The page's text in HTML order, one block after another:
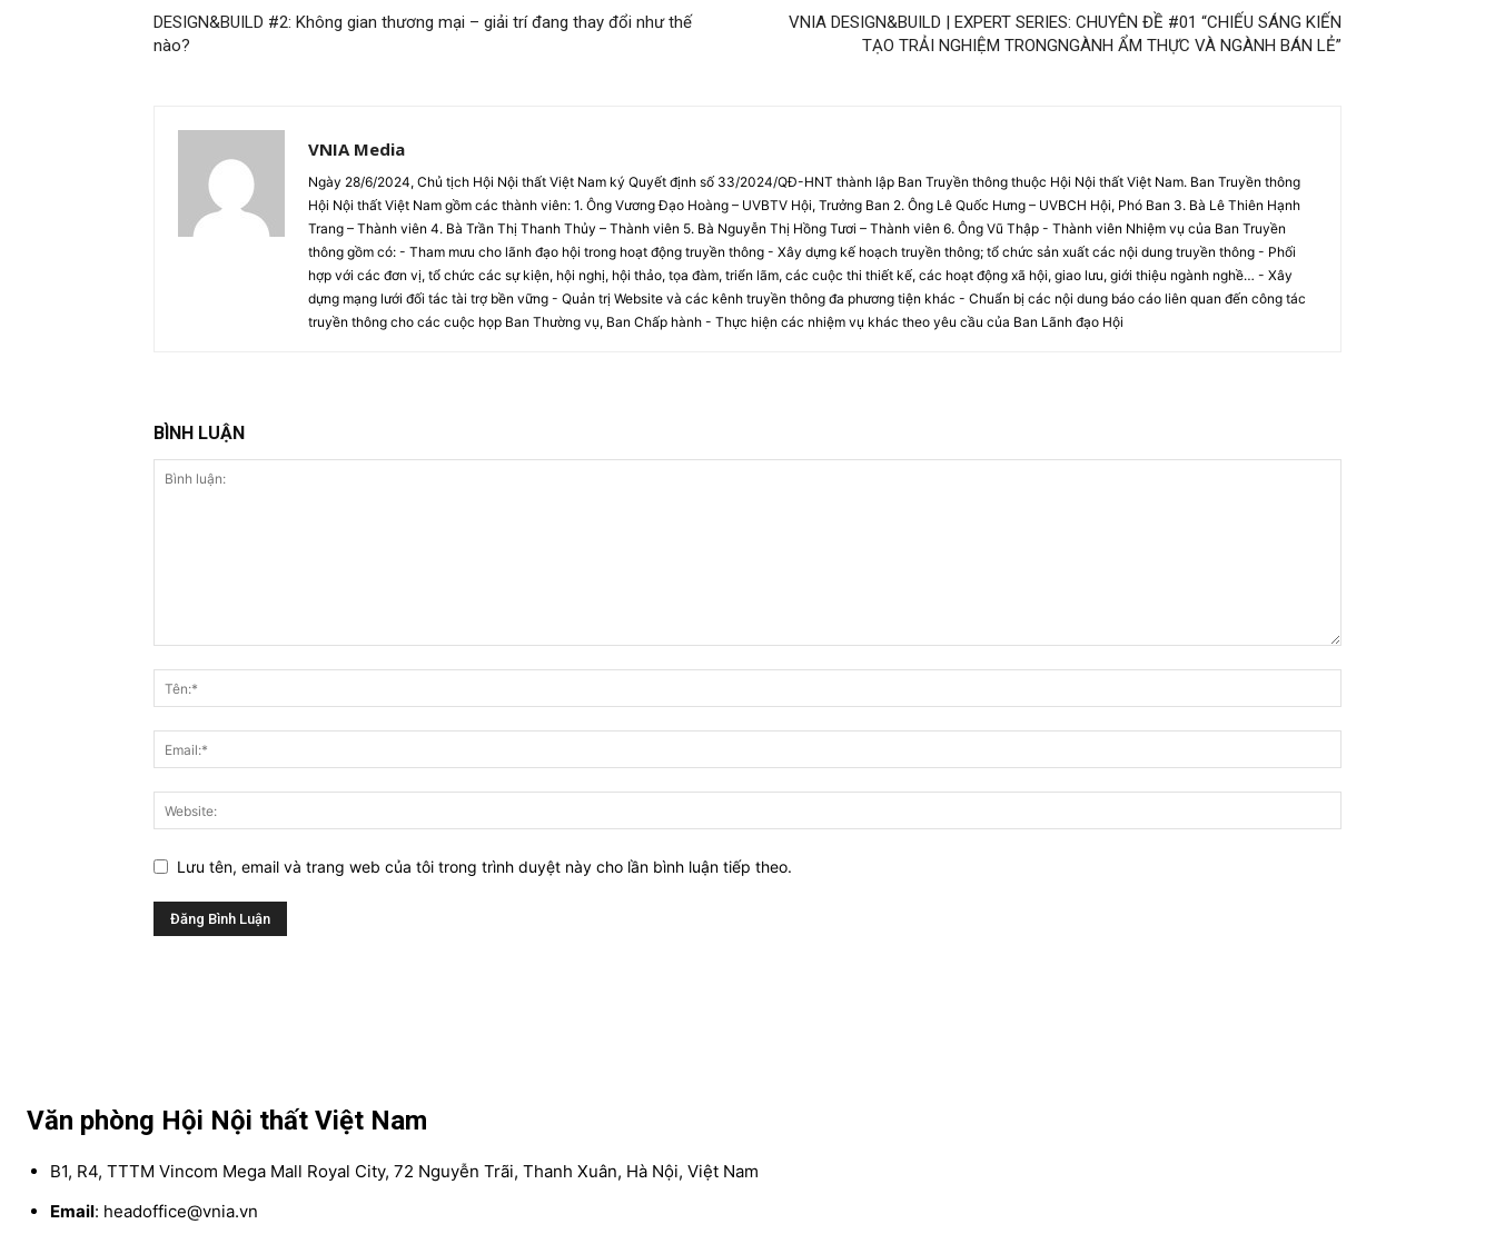
DESIGN&BUILD #2: Không gian thương mại – giải trí đang thay đổi như thế
nào?
VNIA DESIGN&BUILD | EXPERT SERIES: CHUYÊN ĐỀ #01 “CHIẾU SÁNG KIẾN
TẠO TRẢI NGHIỆM TRONGNGÀNH ẨM THỰC VÀ NGÀNH BÁN LẺ”
VNIA Media
Ngày 28/6/2024, Chủ tịch Hội Nội thất Việt Nam ký Quyết định số 33/2024/QĐ-HNT thành lập Ban Truyền thông thuộc Hội Nội thất Việt Nam. Ban Truyền thông
Hội Nội thất Việt Nam gồm các thành viên: 1. Ông Vương Đạo Hoàng – UVBTV Hội, Trưởng Ban 2. Ông Lê Quốc Hưng – UVBCH Hội, Phó Ban 3. Bà Lê Thiên Hạnh
Trang – Thành viên 4. Bà Trần Thị Thanh Thủy – Thành viên 5. Bà Nguyễn Thị Hồng Tươi – Thành viên 6. Ông Vũ Thập - Thành viên Nhiệm vụ của Ban Truyền
thông gồm có: - Tham mưu cho lãnh đạo hội trong hoạt động truyền thông - Xây dựng kế hoạch truyền thông; tổ chức sản xuất các nội dung truyền thông - Phối
hợp với các đơn vị, tổ chức các sự kiện, hội nghị, hội thảo, tọa đàm, triển lãm, các cuộc thi thiết kế, các hoạt động xã hội, giao lưu, giới thiệu ngành nghề… - Xây
dựng mạng lưới đối tác tài trợ bền vững - Quản trị Website và các kênh truyền thông đa phương tiện khác - Chuẩn bị các nội dung báo cáo liên quan đến công tác
truyền thông cho các cuộc họp Ban Thường vụ, Ban Chấp hành - Thực hiện các nhiệm vụ khác theo yêu cầu của Ban Lãnh đạo Hội
BÌNH LUẬN
Lưu tên, email và trang web của tôi trong trình duyệt này cho lần bình luận tiếp theo.
Văn phòng Hội Nội thất Việt Nam
B1, R4, TTTM Vincom Mega Mall Royal City, 72 Nguyễn Trãi, Thanh Xuân, Hà Nội, Việt Nam
Email: headoffice@vnia.vn